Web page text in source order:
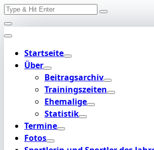
Skip
to
content
Search
Startseite
Über
Beitragsarchiv
Trainingszeiten
Ehemalige
Statistik
Termine
Fotos